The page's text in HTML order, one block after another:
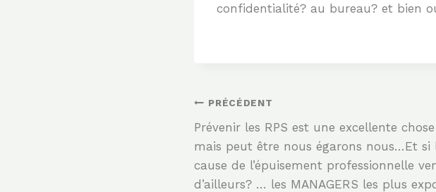
confidentialité? au bureau? et bien
Navigation
De
L’article
PRÉCÉDENT
Prévenir les RPS est une excellente chose
mais peut être nous égarons nous…Et si
cause de l’épuisement professionnelle
d’ailleurs? … les MANAGERS les plus